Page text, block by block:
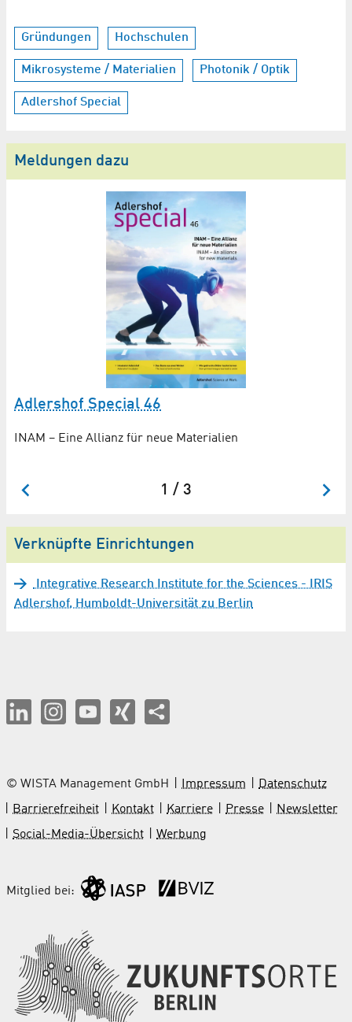
Gründungen Hochschulen
Mikrosysteme / Materialien Photonik / Optik
Adlershof Special
Meldungen dazu
Adlershof Special 46
INAM – Eine Allianz für neue Materialien
1 / 3
Verknüpfte Einrichtungen
Integrative Research Institute for the Sciences - IRIS
Adlershof, Humboldt-Universität zu Berlin
© WISTA Management GmbH Impressum
Datenschutz
Barrierefreiheit
Kontakt Karriere Presse
Newsletter
Social-Media-Übersicht
Werbung
Mitglied bei: